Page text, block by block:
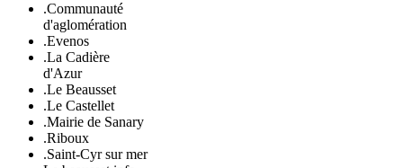
.Communauté
d'aglomération
.Evenos
.La Cadière
d'Azur
.Le Beausset
.Le Castellet
.Mairie de Sanary
.Riboux
.Saint-Cyr sur mer